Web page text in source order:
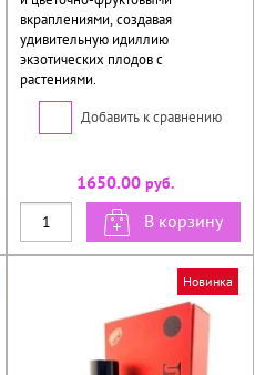
вкраплениями, создавая
удивительную идиллию
экзотических плодов с
растениями.
Добавить к сравнению
1650.00руб.
В корзину
Новинка